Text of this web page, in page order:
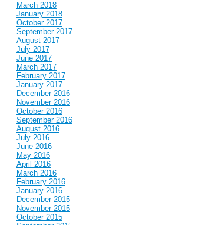
March 2018
January 2018
October 2017
September 2017
August 2017
July 2017
June 2017
March 2017
February 2017
January 2017
December 2016
November 2016
October 2016
September 2016
August 2016
July 2016
June 2016
May 2016
April 2016
March 2016
February 2016
January 2016
December 2015
November 2015
October 2015